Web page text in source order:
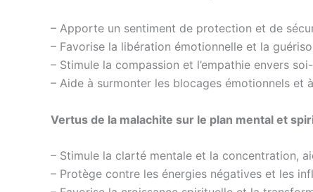
– Apporte un sentiment de protection et de
– Favorise la libération émotionnelle et la
– Stimule la compassion et l’empathie envers
– Aide à surmonter les blocages émotionnels et
Vertus de la malachite sur le plan mental et
– Stimule la clarté mentale et la concentration,
– Protège contre les énergies négatives et les